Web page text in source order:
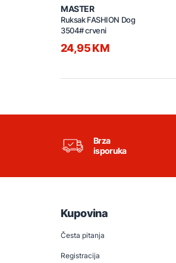
MASTER
Ruksak FASHION Dog
3504# crveni
24,95 KM
Brza
isporuka
Kupovina
Česta pitanja
Registracija